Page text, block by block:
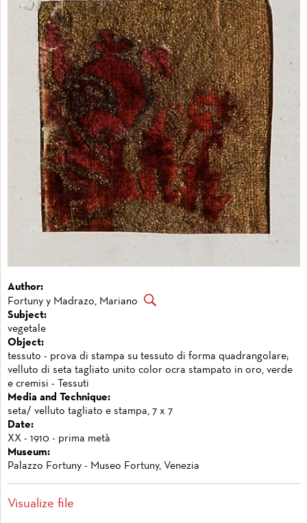
Author:
Fortuny y Madrazo, Mariano
Subject:
vegetale
Object:
tessuto - prova di stampa su tessuto di forma quadrangolare;
velluto di seta tagliato unito color ocra stampato in oro, verde
e cremisi - Tessuti
Media and Technique:
seta/ velluto tagliato e stampa, 7 x 7
Date:
XX - 1910 - prima metà
Museum:
Palazzo Fortuny - Museo Fortuny, Venezia
Visualize file